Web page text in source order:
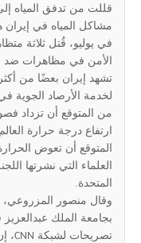
قللت من تدفق المياه
مشاكل المياه في
في يوليو، قُتل ثلاثة
الأمن في مظاهرات ضد
تشهد إيران بعضًا من
لخدمة الأرصاد الجوية في
من المتوقع أن تزداد
ارتفاع درجة حرارة
المتوقع أن تعوض
العلماء التي نشرتها
المتحدة.
وقال منصور المزروعي،
بجامعة الملك
تصريحات لشبكة CNN،